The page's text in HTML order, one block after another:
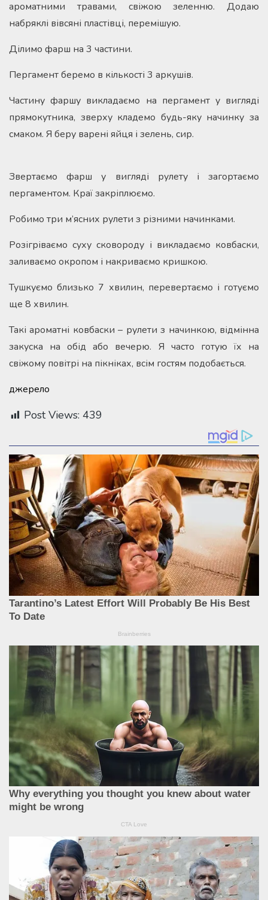
ароматними травами, свіжою зеленню. Додаю
набряклі вівсяні пластівці, перемішую.
Ділимо фарш на 3 частини.
Пергамент беремо в кількості 3 аркушів.
Частину фаршу викладаємо на пергамент у вигляді
прямокутника, зверху кладемо будь-яку начинку за
смаком. Я беру варені яйця і зелень, сир.
Звертаємо фарш у вигляді рулету і загортаємо
пергаментом. Краї закріплюємо.
Робимо три м’ясних рулети з різними начинками.
Розігріваємо суху сковороду і викладаємо ковбаски,
заливаємо окропом і накриваємо кришкою.
Тушкуємо близько 7 хвилин, перевертаємо і готуємо
ще 8 хвилин.
Такі ароматні ковбаски – рулети з начинкою, відмінна
закуска на обід або вечерю. Я часто готую їх на
свіжому повітрі на пікніках, всім гостям подобається.
джерело
Post Views: 439